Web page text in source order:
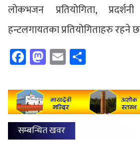
लोकभजन प्रतियोगिता,
हन्टलगायतका प्रतियोगिताहरु रहने
Facebook
Mastodon
Email
सम्बन्धित खवर